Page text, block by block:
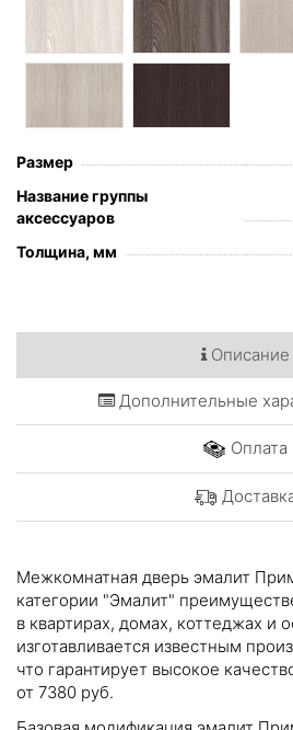
Размер
Название группы
аксессуаров
Толщина, мм
Описание
Дополнительные
Оплата
Межкомнатная дверь эмалит
категории "Эмалит"
в квартирах, домах, коттеджах и
изготавливается известным
что гарантирует высокое
от 7380 руб.